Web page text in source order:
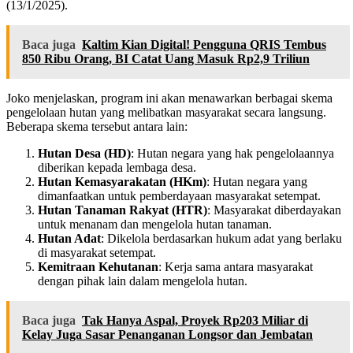
(13/1/2025).
Baca juga Kaltim Kian Digital! Pengguna QRIS Tembus
850 Ribu Orang, BI Catat Uang Masuk Rp2,9 Triliun
Joko menjelaskan, program ini akan menawarkan berbagai skema
pengelolaan hutan yang melibatkan masyarakat secara langsung.
Beberapa skema tersebut antara lain:
Hutan Desa (HD): Hutan negara yang hak pengelolaannya
diberikan kepada lembaga desa.
Hutan Kemasyarakatan (HKm): Hutan negara yang
dimanfaatkan untuk pemberdayaan masyarakat setempat.
Hutan Tanaman Rakyat (HTR): Masyarakat diberdayakan
untuk menanam dan mengelola hutan tanaman.
Hutan Adat: Dikelola berdasarkan hukum adat yang berlaku
di masyarakat setempat.
Kemitraan Kehutanan: Kerja sama antara masyarakat
dengan pihak lain dalam mengelola hutan.
Baca juga Tak Hanya Aspal, Proyek Rp203 Miliar di
Kelay Juga Sasar Penanganan Longsor dan Jembatan